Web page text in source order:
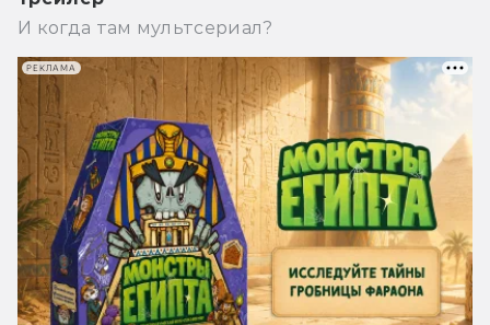
И когда там мультсериал?
РЕКЛАМА